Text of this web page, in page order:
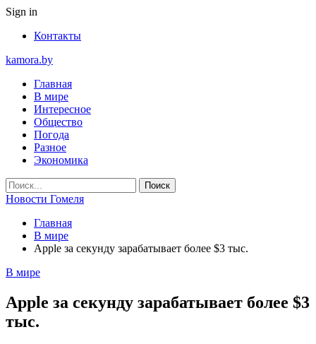
Sign in
Контакты
kamora.by
Главная
В мире
Интересное
Общество
Погода
Разное
Экономика
Новости Гомеля
Главная
В мире
Apple за секунду зарабатывает более $3 тыс.
В мире
Apple за секунду зарабатывает более $3
тыс.